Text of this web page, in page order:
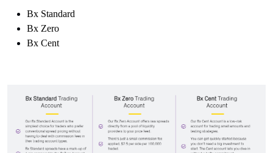
Bx Standard
Bx Zero
Bx Cent